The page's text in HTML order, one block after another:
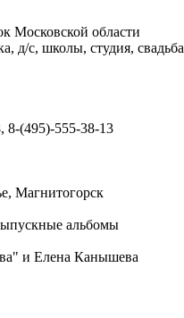
Московской области
д/с, школы, студия, свадьба
8-(495)-555-38-13
Магнитогорск
альбомы
и Елена Канышева